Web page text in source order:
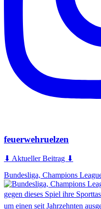
feuerwehruelzen
⬇ Aktueller Beitrag ⬇
Bundesliga, Champions